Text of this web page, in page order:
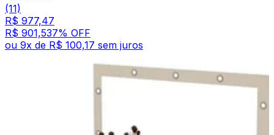
(11)
R$ 977,47
R$ 901,537% OFF
ou 9x de R$ 100,17 sem juros